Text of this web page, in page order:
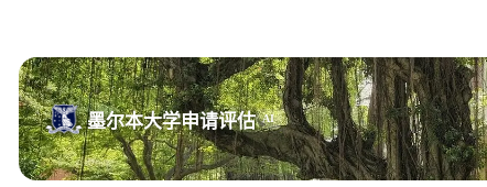
墨尔本大学申请评估 AI